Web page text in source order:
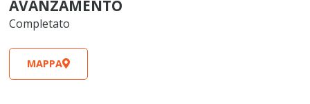
AVANZAMENTO
Completato
MAPPA